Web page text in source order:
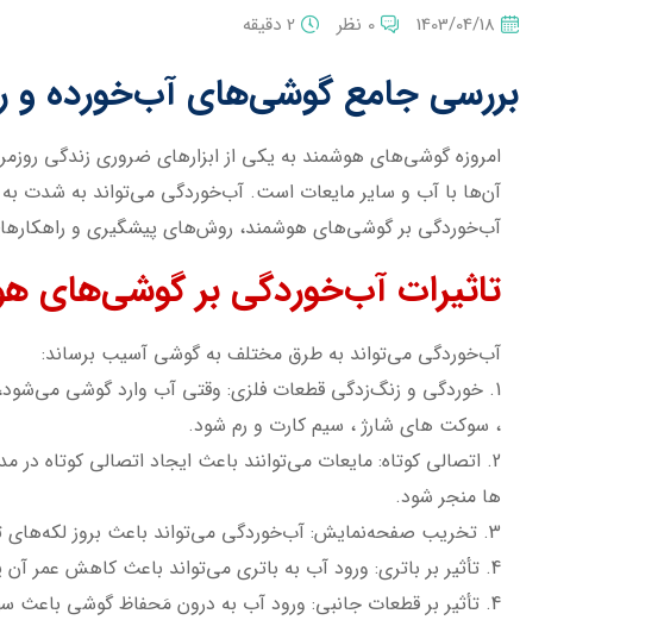
1403/04/18 0 نظر 2 دقیقه
بررسی جامع گوشی‌های آب‌خورده و
امروزه گوشی‌های هوشمند به یکی از ابزارهای ضروری زندگی
آن‌ها با آب و سایر مایعات است. آب‌خوردگی می‌تواند به شدت به
آب‌خوردگی بر گوشی‌های هوشمند، روش‌های پیشگیری و
تاثیرات آب‌خوردگی بر گوشی‌های
آب‌خوردگی می‌تواند به طرق مختلف به گوشی آسیب برساند:
1. خوردگی و زنگ‌زدگی قطعات فلزی: وقتی آب وارد گوشی
، سوکت های شارژ ، سیم کارت و رم شود.
2. اتصالی کوتاه: مایعات می‌توانند باعث ایجاد اتصالی
ها منجر شود.
3. تخریب صفحه‌نمایش: آب‌خوردگی می‌تواند باعث بروز لکه‌های تیره یا روشن روی صفحه‌نمایش شود.
4. تأثیر بر باتری: ورود آب به باتری می‌تواند باعث کاهش عمر آن یا حتی انفجار و آتش‌سوزی شود.
4. تأثیر بر قطعات جانبی: ورود آب به درون مَحفاظ گوشی باعث سوختن قطعات جانبی مثل اسپیکر ها و میکروفون میشود.